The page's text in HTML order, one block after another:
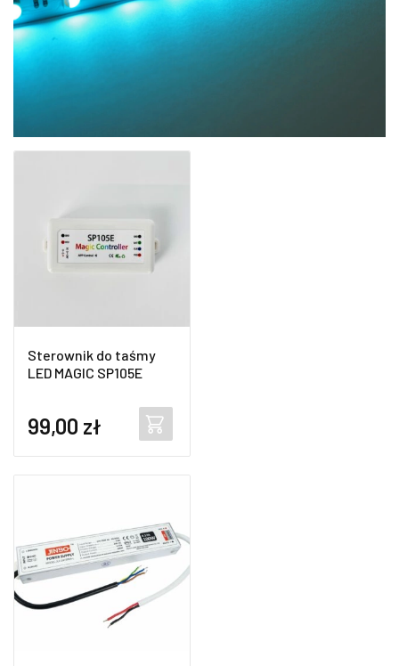
Sterownik do taśmy
LED MAGIC SP105E
99,00 zł